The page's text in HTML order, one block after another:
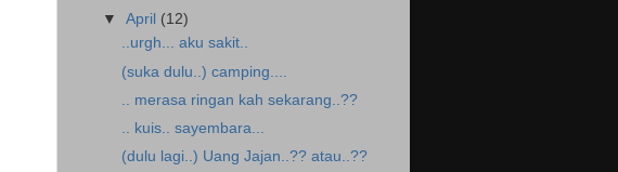
▼April (12)
..urgh... aku sakit..
(suka dulu..) camping....
.. merasa ringan kah sekarang..??
.. kuis.. sayembara...
(dulu lagi..) Uang Jajan..?? atau..??